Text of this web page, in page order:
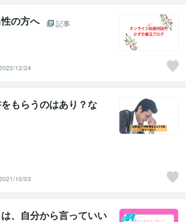
の方へ
記事
12/24
もらうのはあり？な
10/03
は、自分から言っていい